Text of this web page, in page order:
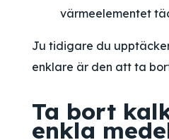
värmeelementet
Ju tidigare du
enklare är den att ta
Ta bort
enkla